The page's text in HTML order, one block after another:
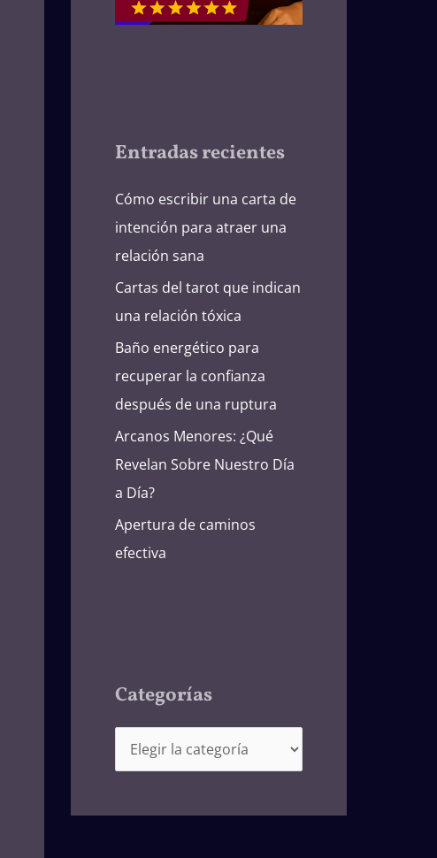
Entradas recientes
Cómo escribir una carta de
intención para atraer una
relación sana
Cartas del tarot que indican
una relación tóxica
Baño energético para
recuperar la confianza
después de una ruptura
Arcanos Menores: ¿Qué
Revelan Sobre Nuestro Día
a Día?
Apertura de caminos
efectiva
Categorías